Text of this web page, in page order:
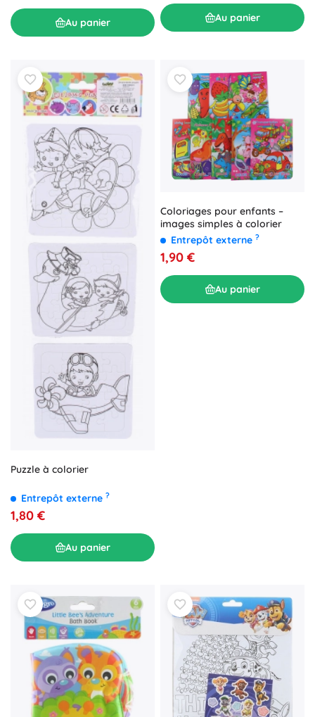
Au panier Au panier
Puzzle à colorier
Entrepôt externe ?
1,80 €
Au panier
Coloriages pour enfants –
images simples à colorier
Entrepôt externe ?
1,90 €
Au panier